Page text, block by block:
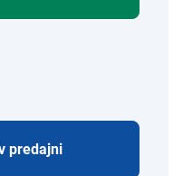
predajni